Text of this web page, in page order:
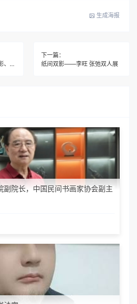
生成海报
【首届“光影吉隆”全国摄影、书法、绘画大赛】征集令！用镜头与笔墨，定格吉隆之美！
下一篇：
纸间双影――李旺 张弛双人展
副院长，中国民间书画家协会副主